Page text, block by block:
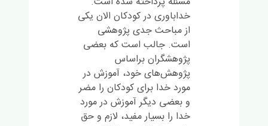
خداباوری در کودکان الان یکی
از مباحث جدی پژوهشی
است. جالب است که بعضی
پژوهشگران براساس
پژوهش‌های خود، آموزش در
مورد خدا برای کودکان را مضر
و بعضی دیگر آموزش در مورد
خدا را بسیار مفید، لازم و حق